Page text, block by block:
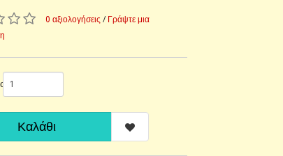
0 αξιολογήσεις / Γράψτε μια
Καλάθι